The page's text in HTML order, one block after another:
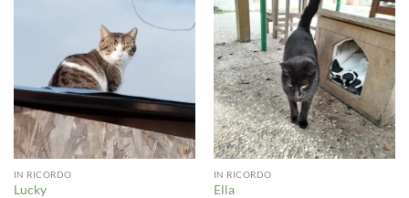
IN RICORDO
Lucky
IN RICORDO
Ella